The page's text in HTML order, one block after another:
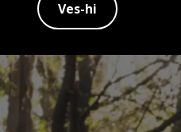
Ves-hi